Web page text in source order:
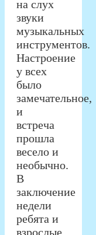
на слух
звуки
музыкальных
инструментов.
Настроение
у всех
было
замечательное,
и
встреча
прошла
весело и
необычно.
В
заключение
недели
ребята и
взрослые